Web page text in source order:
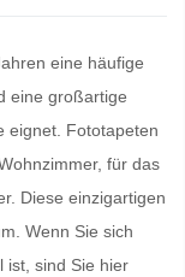
eine häufige
eine großartige
eignet. Fototapeten
für das
Diese einzigartigen
Wenn Sie sich
ist, sind Sie hier